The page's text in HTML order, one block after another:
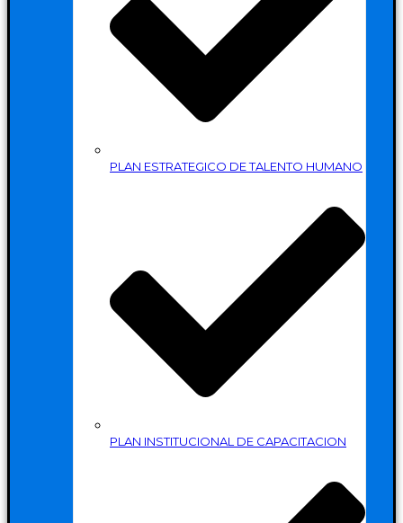
PLAN ESTRATEGICO DE TALENTO HUMANO
PLAN INSTITUCIONAL DE CAPACITACION